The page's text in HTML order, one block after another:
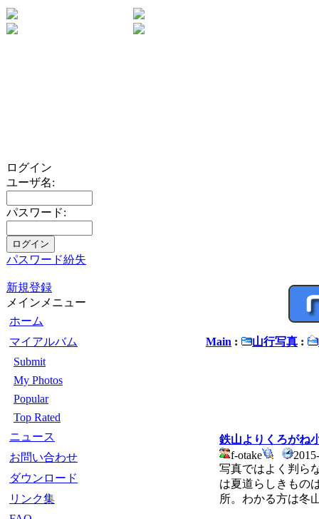
ログイン
ユーザ名:
パスワード:
パスワード紛失
新規登録
メインメニュー
ホーム
マイアルバム
Submit
My Photos
Popular
Top Rated
ニュース
お問い合わせ
ダウンロード
リンク集
Main : 山行写真 :
鉄山よりくろがね
f-otake
写真ではよく判ら
は夏道らしきもの
所。わかる方は冬